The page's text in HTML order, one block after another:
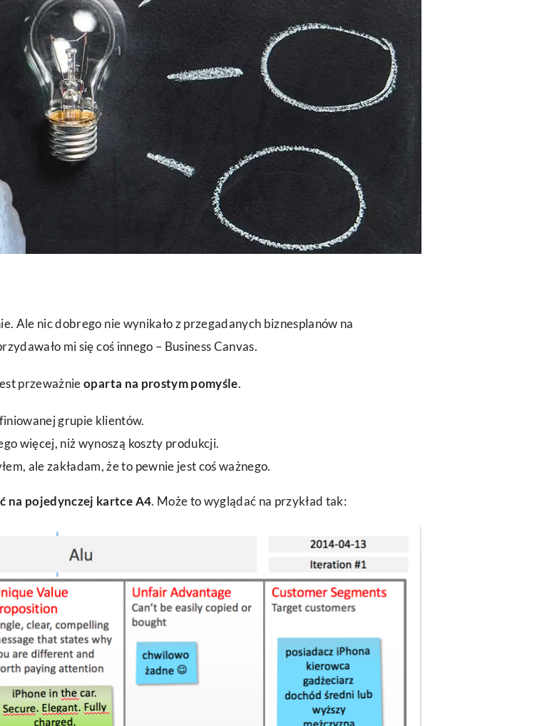
Ale nic dobrego nie wynikało z przegadanych biznesplanów na
mi się coś innego – Business Canvas.
przeważnieoparta na prostym pomyśle.
grupie klientów.
więcej, niż wynoszą koszty produkcji.
ale zakładam, że to pewnie jest coś ważnego.
na pojedynczej kartce A4. Może to wyglądać na przykład tak: